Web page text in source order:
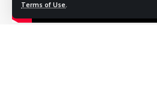
Terms of Use